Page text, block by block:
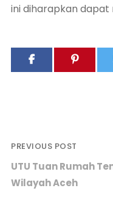
ini diharapkan dapat
PREVIOUS POST
UTU Tuan Rumah
Wilayah Aceh